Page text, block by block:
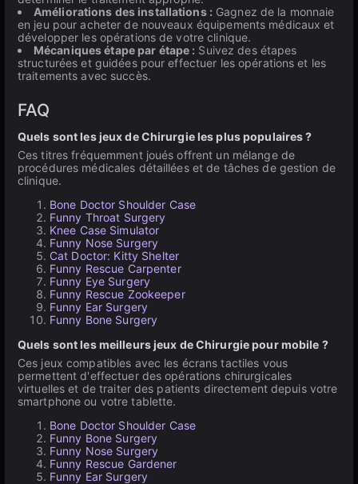
Améliorations des installations : Gagnez de la monnaie
en jeu pour acheter de nouveaux équipements médicaux et
développer les opérations de votre clinique.
Mécaniques étape par étape : Suivez des étapes
structurées et guidées pour effectuer les opérations et les
traitements avec succès.
FAQ
Quels sont les jeux de Chirurgie les plus populaires ?
Ces titres fréquemment joués offrent un mélange de
procédures médicales détaillées et de tâches de gestion de
clinique.
Bone Doctor Shoulder Case
Funny Throat Surgery
Knee Case Simulator
Funny Nose Surgery
Cat Doctor: Kitty Shelter
Funny Rescue Carpenter
Funny Eye Surgery
Funny Rescue Zookeeper
Funny Ear Surgery
Funny Bone Surgery
Quels sont les meilleurs jeux de Chirurgie pour mobile ?
Ces jeux compatibles avec les écrans tactiles vous
permettent d'effectuer des opérations chirurgicales
virtuelles et de traiter des patients directement depuis votre
smartphone ou votre tablette.
Bone Doctor Shoulder Case
Funny Bone Surgery
Funny Nose Surgery
Funny Rescue Gardener
Funny Ear Surgery